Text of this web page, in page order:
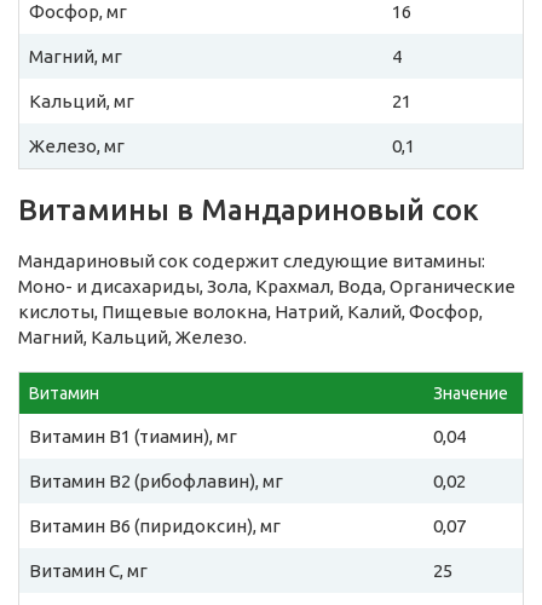
Фосфор, мг 16
Магний, мг 4
Кальций, мг 21
Железо, мг 0,1
Витамины в Мандариновый сок
Мандариновый сок содержит следующие витамины:
Моно- и дисахариды, Зола, Крахмал, Вода, Органические
кислоты, Пищевые волокна, Натрий, Калий, Фосфор,
Магний, Кальций, Железо.
Витамин Значение
Витамин B1 (тиамин), мг 0,04
Витамин B2 (рибофлавин), мг 0,02
Витамин B6 (пиридоксин), мг 0,07
Витамин C, мг 25